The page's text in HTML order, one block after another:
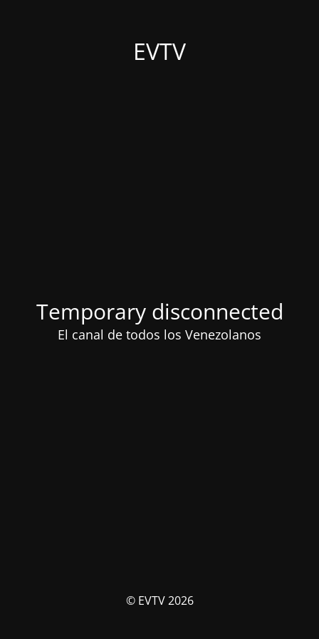
EVTV
Temporary disconnected
El canal de todos los Venezolanos
© EVTV 2026